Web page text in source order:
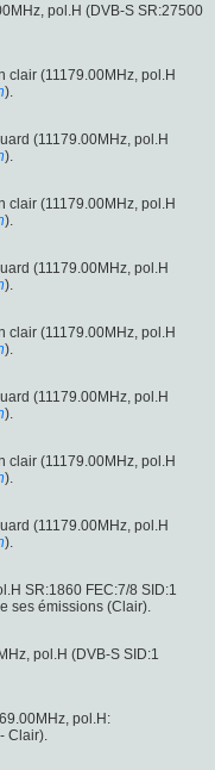
pol.H (DVB-S SR:27500
clair (11179.00MHz, pol.H
).
(11179.00MHz, pol.H
).
clair (11179.00MHz, pol.H
).
(11179.00MHz, pol.H
).
clair (11179.00MHz, pol.H
).
(11179.00MHz, pol.H
).
clair (11179.00MHz, pol.H
).
(11179.00MHz, pol.H
).
SR:1860 FEC:7/8 SID:1
ses émissions (Clair).
pol.H (DVB-S SID:1
pol.H:
Clair).